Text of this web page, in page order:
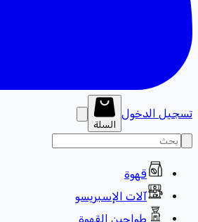
تسجيل الدخول
السلة
قهوة
آلات الإسبريسو
طواحين القهوة